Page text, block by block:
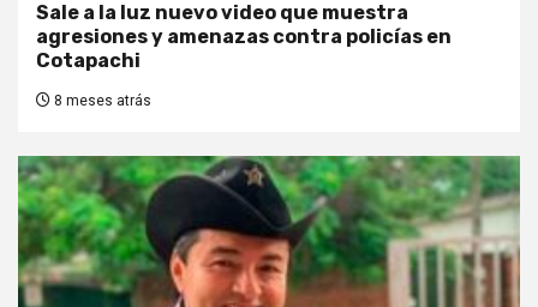
Sale a la luz nuevo video que muestra
agresiones y amenazas contra policías en
Cotapachi
8 meses atrás